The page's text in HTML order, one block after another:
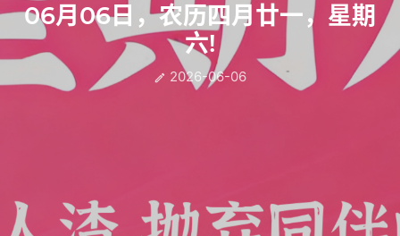
06月06日，农历四月廿一，星期
六!
 2026-06-06